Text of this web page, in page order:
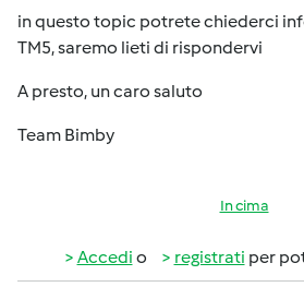
in questo topic potrete chiederci
TM5, saremo lieti di rispondervi
A presto, un caro saluto
Team Bimby
In cima
Accedi o registrati per